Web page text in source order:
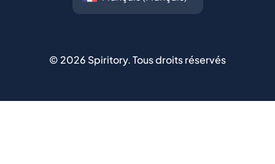
© 2026 Spiritory.Tous droits réservés